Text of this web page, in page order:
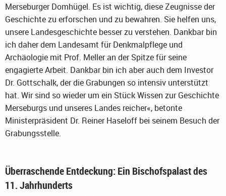
Merseburger Domhügel. Es ist wichtig, diese Zeugnisse der
Geschichte zu erforschen und zu bewahren. Sie helfen uns,
unsere Landesgeschichte besser zu verstehen. Dankbar bin
ich daher dem Landesamt für Denkmalpflege und
Archäologie mit Prof. Meller an der Spitze für seine
engagierte Arbeit. Dankbar bin ich aber auch dem Investor
Dr. Gottschalk, der die Grabungen so intensiv unterstützt
hat. Wir sind so wieder um ein Stück Wissen zur Geschichte
Merseburgs und unseres Landes reicher«, betonte
Ministerpräsident Dr. Reiner Haseloff bei seinem Besuch der
Grabungsstelle.
Überraschende Entdeckung: Ein Bischofspalast des
11. Jahrhunderts